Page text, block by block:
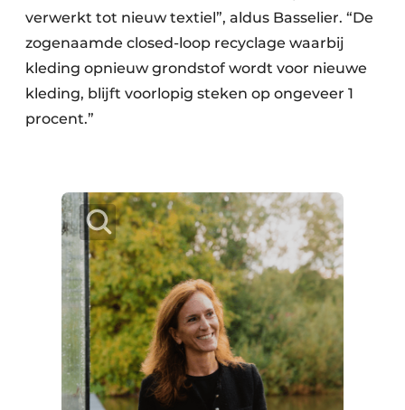
verwerkt tot nieuw textiel”, aldus Basselier. “De
zogenaamde closed-loop recyclage waarbij
kleding opnieuw grondstof wordt voor nieuwe
kleding, blijft voorlopig steken op ongeveer 1
procent.”